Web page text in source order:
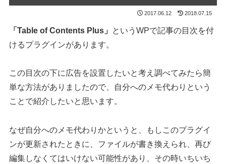
2017.06.12 2018.07.15
「Table of Contents Plus」
というWPで記事の目次を付
けるプラグインがあります。
この目次の下に広告を設置したいと考え調べてみたら簡
単な方法がありましたので、自分へのメモ代わりという
ことで紹介したいと思います。
なぜ自分へのメモ代わりかというと、もしこのプラグイ
ンが更新されたときに、ファイルが書き換えられ、再び
編集しなくてはいけない可能性があり、その時いちいち